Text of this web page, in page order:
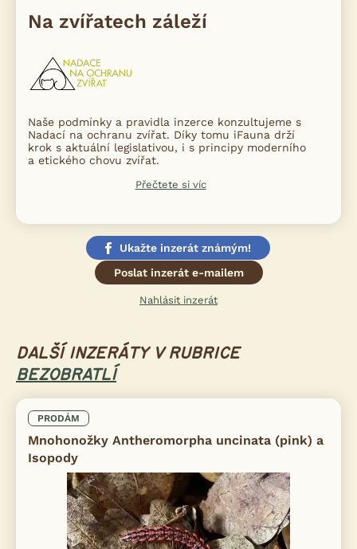
Na zvířatech záleží
Naše podmínky a pravidla inzerce konzultujeme s
Nadací na ochranu zvířat. Díky tomu iFauna drží
krok s aktuální legislativou, i s principy moderního
a etického chovu zvířat.
Přečtete si víc
Ukažte inzerát známým!
Poslat inzerát e-mailem
Nahlásit inzerát
DALŠÍ INZERÁTY V RUBRICE
BEZOBRATLÍ
PRODÁM
Mnohonožky Antheromorpha uncinata (pink) a
Isopody